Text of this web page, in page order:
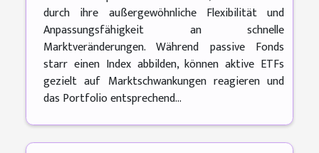
durch ihre außergewöhnliche Flexibilität und
Anpassungsfähigkeit an schnelle
Marktveränderungen. Während passive Fonds
starr einen Index abbilden, können aktive ETFs
gezielt auf Marktschwankungen reagieren und
das Portfolio entsprechend...